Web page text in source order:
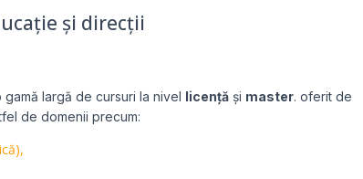
și direcții
largă de cursuri la nivel licență și master. oferit de
de domenii precum: